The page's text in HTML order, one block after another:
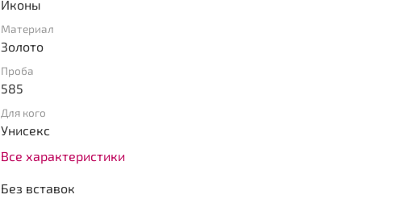
Иконы
Материал
Золото
Проба
585
Для кого
Унисекс
Все характеристики
Без вставок